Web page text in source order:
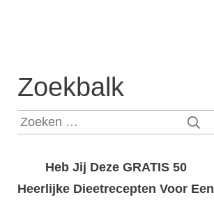
Zoekbalk
Zoeken
Heb Jij Deze GRATIS 50
Heerlijke Dieetrecepten Voor Een